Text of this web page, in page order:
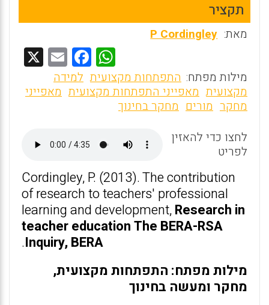
תקציר
מאת: P Cordingley
W
h
at
A
p
p
F
a
ce
o
o
k
E
m
ai
מילות מפתח: התפתחות מקצועית למידה
מקצועית מאפייני התפתחות מקצועית מאפייני
מחקר מורים מחקר בחינוך
לחצו כדי להאזין
לפריט
Cordingley, P. (2013). The contribution
of research to teachers' professional
learning and development,Research in
teacher education The BERA-RSA
Inquiry, BERA
.
מילות מפתח: התפתחות מקצועית,
מחקר ומעשה בחינוך